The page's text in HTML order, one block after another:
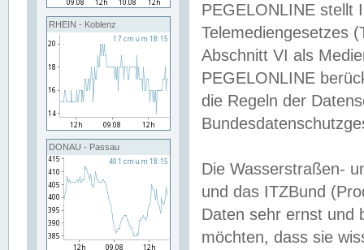
RHEIN - Koblenz
DONAU - Passau
PEGELONLINE stellt
Telemediengesetzes
Abschnitt VI als
PEGELONLINE
die Regeln der
Die Wasserstraßen-
und das ITZBund
Daten sehr ernst und
möchten, dass sie